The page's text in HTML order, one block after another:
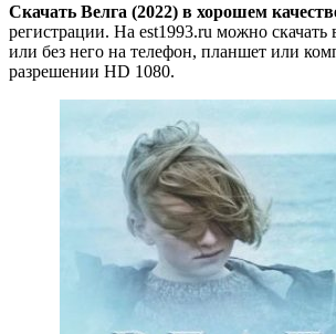
Скачать Велга (2022) в хорошем
регистрации. На est1993.ru можно скачать
или без него на телефон, планшет или
разрешении HD 1080.